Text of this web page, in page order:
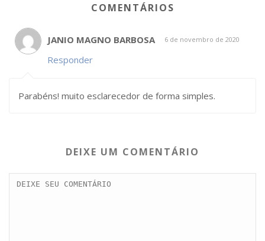
COMENTÁRIOS
JANIO MAGNO BARBOSA 6 de novembro de 2020
Responder
Parabéns! muito esclarecedor de forma simples.
DEIXE UM COMENTÁRIO